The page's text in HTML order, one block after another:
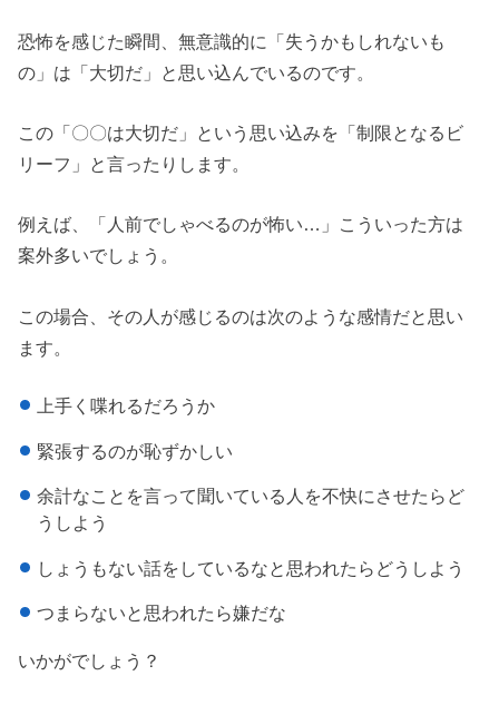
恐怖を感じた瞬間、無意識的に「失うかもしれないも
の」は「大切だ」と思い込んでいるのです。
この「〇〇は大切だ」という思い込みを「制限となるビ
リーフ」と言ったりします。
例えば、「人前でしゃべるのが怖い…」こういった方は
案外多いでしょう。
この場合、その人が感じるのは次のような感情だと思い
ます。
上手く喋れるだろうか
緊張するのが恥ずかしい
余計なことを言って聞いている人を不快にさせたらど
うしよう
しょうもない話をしているなと思われたらどうしよう
つまらないと思われたら嫌だな
いかがでしょう？